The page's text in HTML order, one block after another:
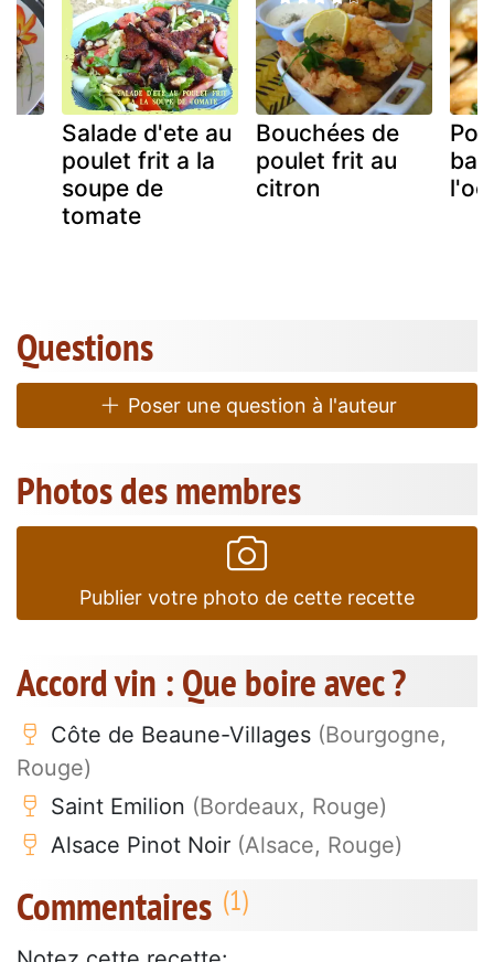
Salade d'ete au
poulet frit a la
soupe de
tomate
Bouchées de
poulet frit au
citron
Questions
Poser une question à l'auteur
Photos des membres
Publier votre photo de cette recette
Accord vin : Que boire avec ?
Côte de Beaune-Villages (Bourgogne,
Rouge)
Saint Emilion (Bordeaux, Rouge)
Alsace Pinot Noir (Alsace, Rouge)
Commentaires